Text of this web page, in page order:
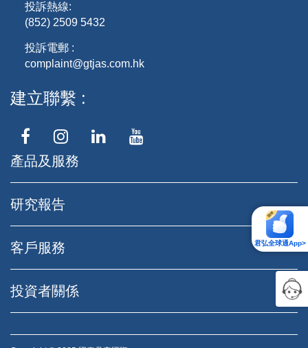
君弘全球通App>
投訴熱線:
(852) 2509 5432
投訴電郵 :
complaint@gtjas.com.hk
建立聯繫
產品及服務
研究報告
客戶服務
投資者關係